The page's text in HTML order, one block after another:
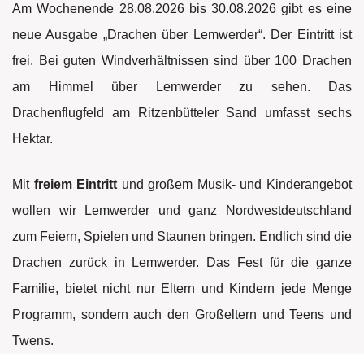
Am Wochenende 28.08.2026 bis 30.08.2026 gibt es eine
neue Ausgabe „Drachen über Lemwerder“. Der Eintritt ist
frei. Bei guten Windverhältnissen sind über 100 Drachen
am Himmel über Lemwerder zu sehen. Das
Drachenflugfeld am Ritzenbütteler Sand umfasst sechs
Hektar.
Mit freiem Eintritt und großem Musik- und Kinderangebot
wollen wir Lemwerder und ganz Nordwestdeutschland
zum Feiern, Spielen und Staunen bringen. Endlich sind die
Drachen zurück in Lemwerder. Das Fest für die ganze
Familie, bietet nicht nur Eltern und Kindern jede Menge
Programm, sondern auch den Großeltern und Teens und
Twens.